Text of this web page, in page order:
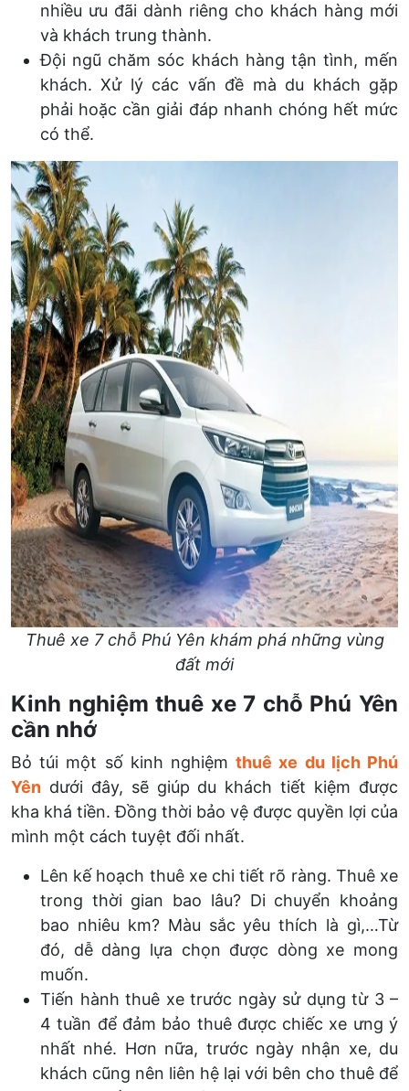
nhiều ưu đãi dành riêng cho khách hàng mới
và khách trung thành.
Đội ngũ chăm sóc khách hàng tận tình, mến
khách. Xử lý các vấn đề mà du khách gặp
phải hoặc cần giải đáp nhanh chóng hết mức
có thể.
Thuê xe 7 chỗ Phú Yên khám phá những vùng
đất mới
Kinh nghiệm thuê xe 7 chỗ Phú Yên
cần nhớ
Bỏ túi một số kinh nghiệmthuê xe du lịch Phú
Yên dưới đây, sẽ giúp du khách tiết kiệm được
kha khá tiền. Đồng thời bảo vệ được quyền lợi của
mình một cách tuyệt đối nhất.
Lên kế hoạch thuê xe chi tiết rõ ràng. Thuê xe
trong thời gian bao lâu? Di chuyển khoảng
bao nhiêu km? Màu sắc yêu thích là gì,…Từ
đó, dễ dàng lựa chọn được dòng xe mong
muốn.
Tiến hành thuê xe trước ngày sử dụng từ 3 –
4 tuần để đảm bảo thuê được chiếc xe ưng ý
nhất nhé. Hơn nữa, trước ngày nhận xe, du
khách cũng nên liên hệ lại với bên cho thuê để